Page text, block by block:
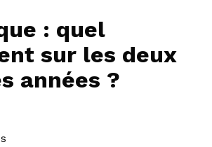
: quel
sur les deux
années ?